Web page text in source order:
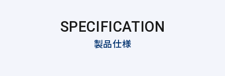
SPECIFICATION
製品仕様